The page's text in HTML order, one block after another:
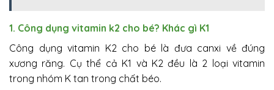
1. Công dụng vitamin k2 cho bé? Khác gì K1
Công dụng vitamin K2 cho bé là đưa canxi về đúng
xương răng. Cụ thể cả K1 và K2 đều là 2 loại vitamin
trong nhóm K tan trong chất béo.